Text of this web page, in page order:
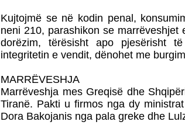
Kujtojmë se në kodin penal,
neni 210, parashikon se
dorëzim, tërësisht apo pjesërisht
integritetin e vendit, dënohet me
MARRËVESHJA
Marrëveshja mes Greqisë dhe
Tiranë. Pakti u firmos nga dy
Dora Bakojanis nga pala greke dhe